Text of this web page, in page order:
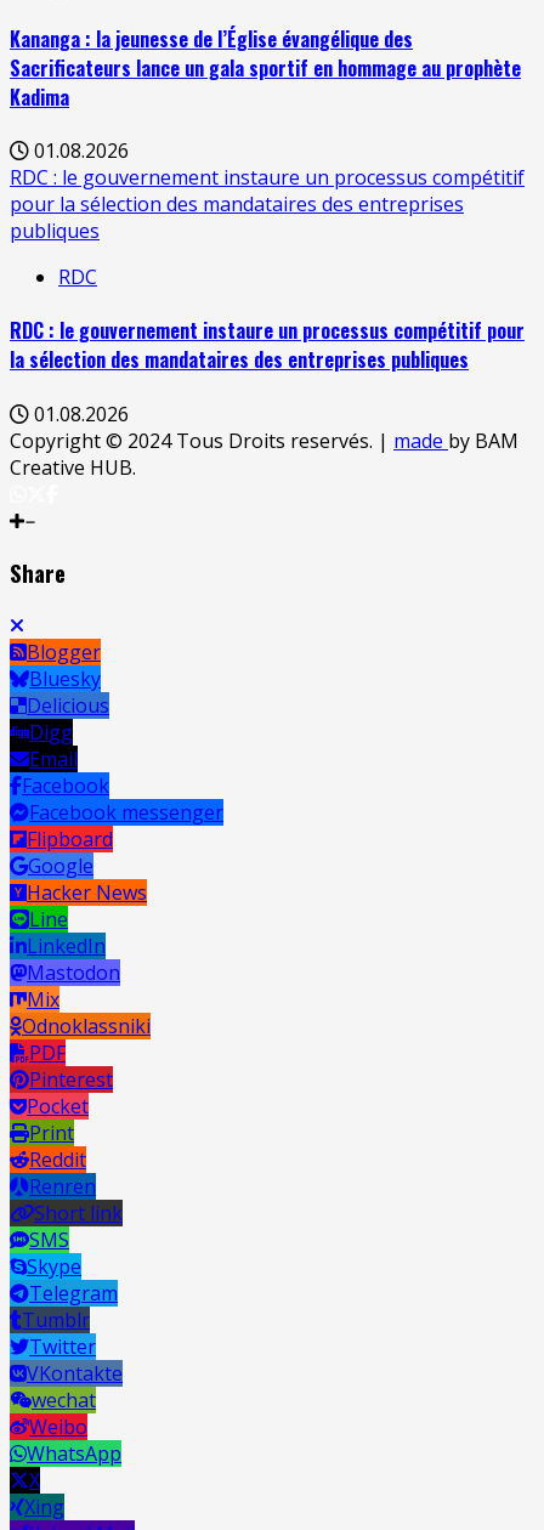
Kananga : la jeunesse de l’Église évangélique des
Sacrificateurs lance un gala sportif en hommage au prophète
Kadima
01.08.2026
RDC : le gouvernement instaure un processus compétitif
pour la sélection des mandataires des entreprises
publiques
RDC
RDC : le gouvernement instaure un processus compétitif pour
la sélection des mandataires des entreprises publiques
01.08.2026
Copyright © 2024 Tous Droits reservés. | made by BAM
Creative HUB.
Share
Blogger
Bluesky
Delicious
Digg
Email
Facebook
Facebook messenger
Flipboard
Google
Hacker News
Line
LinkedIn
Mastodon
Mix
Odnoklassniki
PDF
Pinterest
Pocket
Print
Reddit
Renren
Short link
SMS
Skype
Telegram
Tumblr
Twitter
VKontakte
wechat
Weibo
WhatsApp
X
Xing